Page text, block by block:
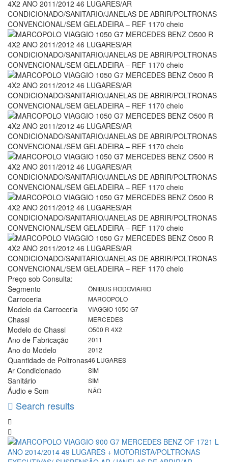
Preço sob Consulta:
Segmento
ÔNIBUS RODOVIARIO
Carroceria MARCOPOLO
Modelo da Carroceria VIAGGIO 1050 G7
Chassi MERCEDES
Modelo do Chassi O500 R 4X2
Ano de Fabricação 2011
Ano do Modelo 2012
Quantidade de Poltronas46 LUGARES
Ar Condicionado SIM
Sanitário SIM
Áudio e Som NÃO
Search results